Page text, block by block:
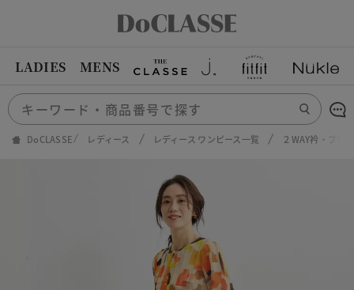
LADIES MENS
DoCLASSE レディース レディース ワンピース一覧 ２WAY衿・プリ